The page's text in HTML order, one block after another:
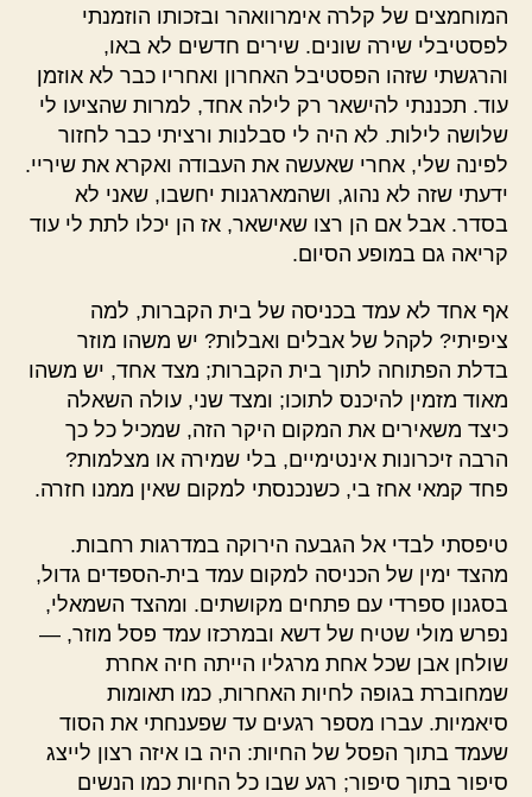
המוחמצים של קלרה אימרוואהר ובזכותו הוזמנתי
לפסטיבלי שירה שונים. שירים חדשים לא באו,
והרגשתי שזהו הפסטיבל האחרון ואחריו כבר לא אוזמן
עוד. תכננתי להישאר רק לילה אחד, למרות שהציעו לי
שלושה לילות. לא היה לי סבלנות ורציתי כבר לחזור
לפינה שלי, אחרי שאעשה את העבודה ואקרא את שיריי.
ידעתי שזה לא נהוג, ושהמארגנות יחשבו, שאני לא
בסדר. אבל אם הן רצו שאישאר, אז הן יכלו לתת לי עוד
קריאה גם במופע הסיום.
אף אחד לא עמד בכניסה של בית הקברות, למה
ציפיתי? לקהל של אבלים ואבלות? יש משהו מוזר
בדלת הפתוחה לתוך בית הקברות; מצד אחד, יש משהו
מאוד מזמין להיכנס לתוכו; ומצד שני, עולה השאלה
כיצד משאירים את המקום היקר הזה, שמכיל כל כך
הרבה זיכרונות אינטימיים, בלי שמירה או מצלמות?
פחד קמאי אחז בי, כשנכנסתי למקום שאין ממנו חזרה.
טיפסתי לבדי אל הגבעה הירוקה במדרגות רחבות.
מהצד ימין של הכניסה למקום עמד בית-הספדים גדול,
בסגנון ספרדי עם פתחים מקושתים. ומהצד השמאלי,
נפרש מולי שטיח של דשא ובמרכזו עמד פסל מוזר, —
שולחן אבן שכל אחת מרגליו הייתה חיה אחרת
שמחוברת בגופה לחיות האחרות, כמו תאומות
סיאמיות. עברו מספר רגעים עד שפענחתי את הסוד
שעמד בתוך הפסל של החיות: היה בו איזה רצון לייצג
סיפור בתוך סיפור; רגע שבו כל החיות כמו הנשים